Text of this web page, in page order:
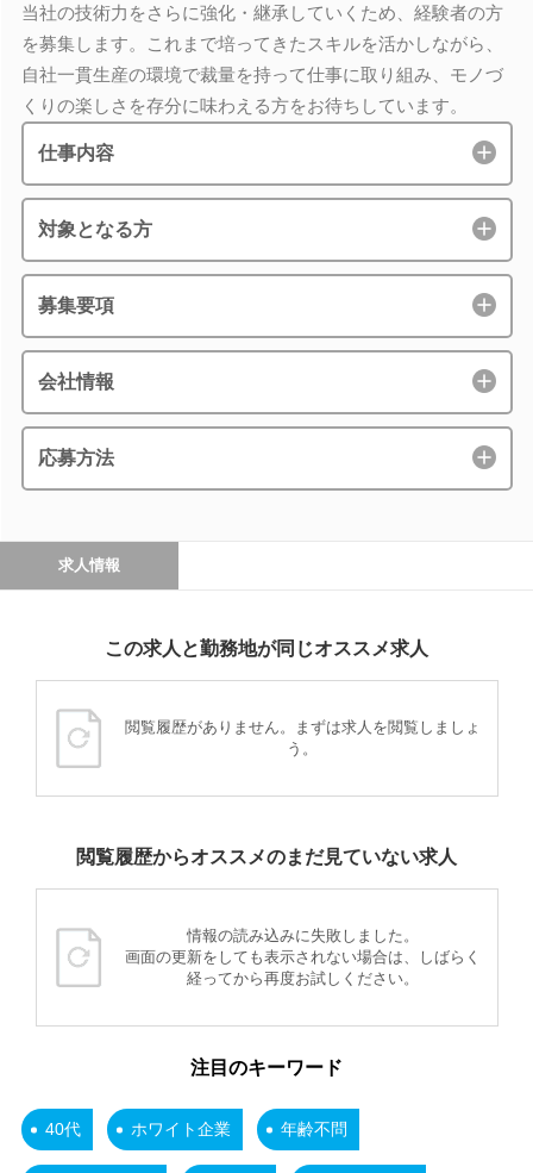
当社の技術力をさらに強化・継承していくため、経験者の方
を募集します。これまで培ってきたスキルを活かしながら、
自社一貫生産の環境で裁量を持って仕事に取り組み、モノづ
くりの楽しさを存分に味わえる方をお待ちしています。
仕事内容
対象となる方
募集要項
会社情報
応募方法
求人情報
この求人と勤務地が同じオススメ求人
閲覧履歴がありません。まずは求人を閲覧しましょ
う。
閲覧履歴からオススメのまだ見ていない求人
情報の読み込みに失敗しました。
画面の更新をしても表示されない場合は、しばらく
経ってから再度お試しください。
注目のキーワード
40代 ホワイト企業 年齢不問